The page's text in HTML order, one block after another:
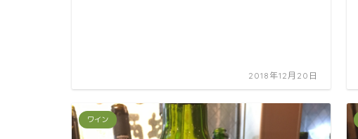
2018年12月20日
ワイン